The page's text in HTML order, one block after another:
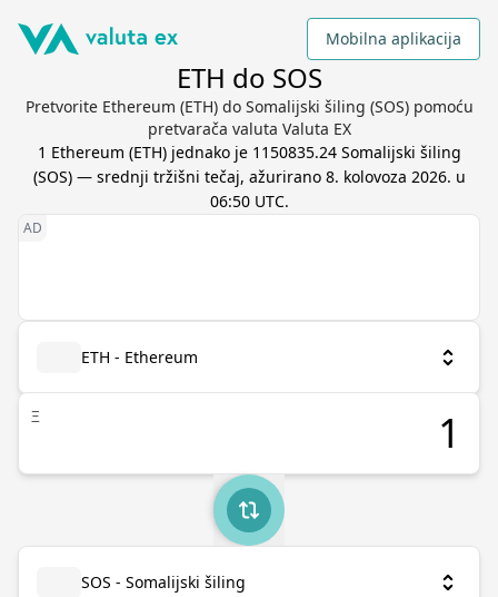
Mobilna aplikacija
ETH do SOS
Pretvorite Ethereum (ETH) do Somalijski šiling (SOS) pomoću
pretvarača valuta Valuta EX
1 Ethereum (ETH) jednako je 1150835.24 Somalijski šiling
(SOS) — srednji tržišni tečaj, ažurirano 8. kolovoza 2026. u
06:50 UTC.
ETH - Ethereum
Ξ
SOS - Somalijski šiling